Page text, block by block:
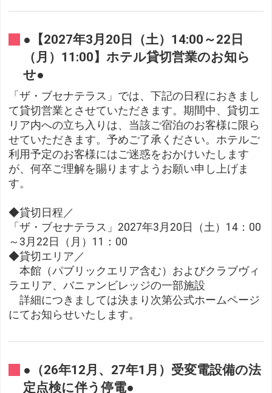
●【2027年3月20日（土）14:00～22日
（月）11:00】ホテル貸切営業のお知ら
せ●
「ザ・ブセナテラス」では、下記の日程におきまし
て貸切営業とさせていただきます。期間中、貸切エ
リア内への立ち入りは、当該ご宿泊のお客様に限ら
せていただきます。予めご了承ください。ホテルご
利用予定のお客様にはご迷惑をおかけいたします
が、何卒ご理解を賜りますようお願い申し上げま
す。
◆貸切日程／
「ザ・ブセナテラス」2027年3月20日（土）14：00
～3月22日（月）11：00
◆貸切エリア／
本館（パブリックエリア含む）およびクラブヴィ
ラエリア、バニァンビレッジの一部施設
詳細につきましては決まり次第公式ホームページ
にてお知らせいたします。
●（26年12月、27年1月）受変電設備の法
定点検に伴う停電●